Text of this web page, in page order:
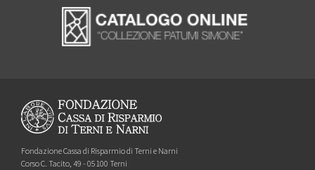
Fondazione Cassa di Risparmio di Terni e Narni
Corso C. Tacito, 49 - 05100 Terni